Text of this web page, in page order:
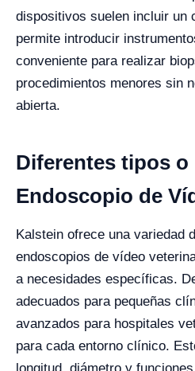
dispositivos suelen incluir un
permite introducir
conveniente para realizar
procedimientos menores sin
abierta.
Diferentes tipos o
Endoscopio de
Kalstein ofrece una variedad
endoscopios de vídeo
a necesidades específicas.
adecuados para pequeñas
avanzados para hospitales
para cada entorno clínico.